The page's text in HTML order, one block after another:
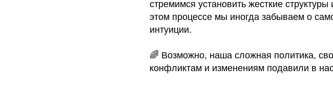
стремимся установить жесткие
этом процессе мы иногда забываем о
интуиции.
🌈 Возможно, наша сложная политика,
конфликтам и изменениям подавили в